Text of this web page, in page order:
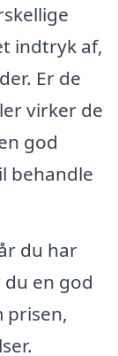
indtryk af,
Er de
virker de
god
behandle
du har
en god
prisen,